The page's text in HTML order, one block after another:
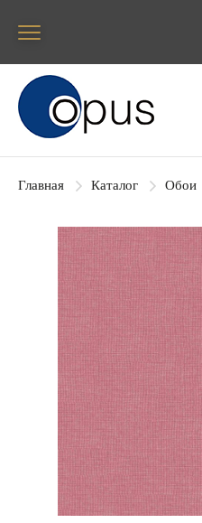
Блок поиска
Главная Каталог Обои